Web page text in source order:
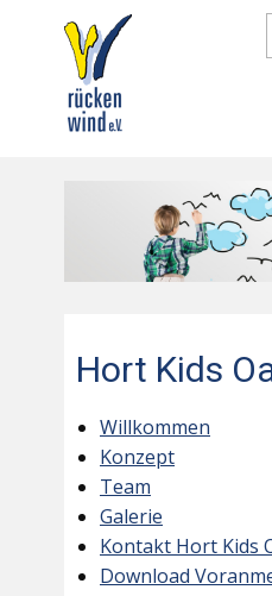
Hort Kids
Willkommen
Konzept
Team
Galerie
Kontakt Hort Kids
Download